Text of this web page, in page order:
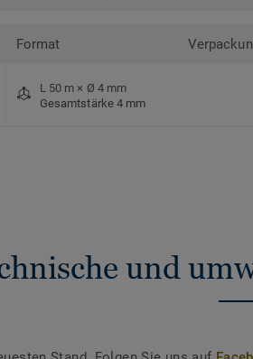
Format
L 50 m × Ø 4 mm
Gesamtstärke 4 mm
und